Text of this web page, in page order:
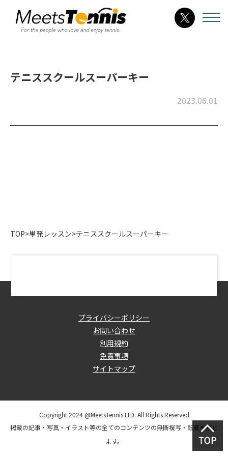
テニススクールスーパーキー
2023.06.01
TOP>単発レッスン>テニススクールスーパーキー
プライバシーポリシー
お問い合わせ
利用規約
免責事項
サイトマップ
Copyright 2024 @MeetsTennis LTD. All Rights Reserved
掲載の記事・写真・イラスト等の全てのコンテンツの無断複写・転載を禁じ
ます。